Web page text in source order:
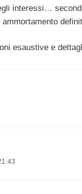
interessi…
esaustive e